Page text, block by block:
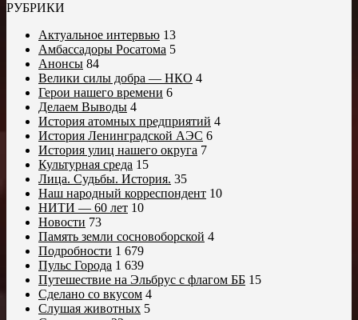
РУБРИКИ
Актуальное интервью 13
Амбассадоры Росатома 5
Анонсы 84
Велики силы добра — НКО 4
Герои нашего времени 6
Делаем Выводы 4
История атомных предприятий 4
История Ленинградской АЭС 6
История улиц нашего округа 7
Культурная среда 15
Лица. Судьбы. История. 35
Наш народный корреспондент 10
НИТИ — 60 лет 10
Новости 73
Память земли сосновоборской 4
Подробности 1 679
Пульс Города 1 639
Путешествие на Эльбрус с флагом ББ 15
Сделано со вкусом 4
Слушая животных 5